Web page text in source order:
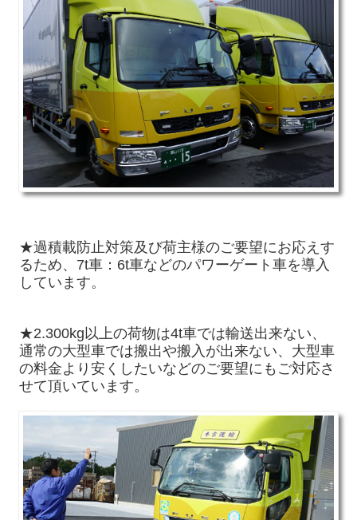
★過積載防止対策及び荷主様のご要望にお応えす
るため、7t車：6t車などのパワーゲート車を導入
しています。
★2.300kg以上の荷物は4t車では輸送出来ない、
通常の大型車では搬出や搬入が出来ない、大型車
の料金より安くしたいなどのご要望にもご対応さ
せて頂いています。